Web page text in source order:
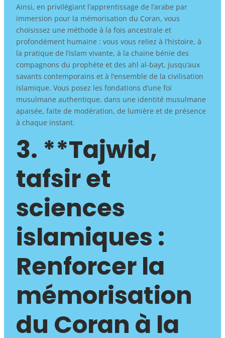
Ainsi, en privilégiant l’apprentissage de l’arabe par
immersion pour la mémorisation du Coran, vous
choisissez une méthode à la fois ancestrale et
profondément humaine : vous vous reliez à l’histoire, à
la pratique de l’islam vivante, à la chaine bénie des
compagnons du prophète et des ahl al-bayt, jusqu’aux
savants contemporains et à l’ensemble de la civilisation
islamique. Vous posez les fondations d’une foi
musulmane authentique, dans une identité musulmane
apaisée, faite de modération, de lumière et de présence
à chaque instant.
3. **Tajwid,
tafsir et
sciences
islamiques :
Renforcer la
mémorisation
du Coran à la